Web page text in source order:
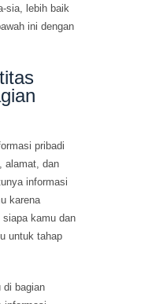
sia, lebih baik
ini dengan
pribadi
alamat, dan
informasi
karena
siapa kamu dan
untuk tahap
di bagian